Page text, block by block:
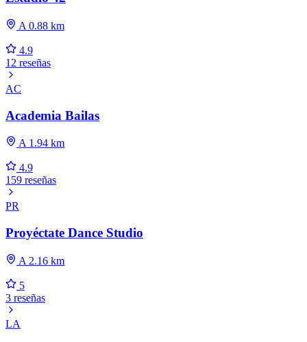
A 0.88 km
4.9
12 reseñas
AC
Academia Bailas
A 1.94 km
4.9
159 reseñas
PR
Proyéctate Dance Studio
A 2.16 km
5
3 reseñas
LA